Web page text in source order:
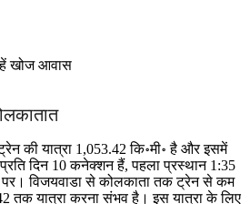
खोज आवास
की यात्रा 1,053.42 कि॰मी॰ है और इसमें
दिन 10 कनेक्शन हैं, पहला प्रस्थान 1:35
विजयवाडा से कोलकाता तक ट्रेन से कम
तक यात्रा करना संभव है। इस यात्रा के लिए